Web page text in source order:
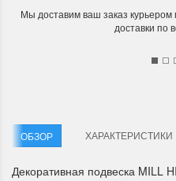
Мы доставим ваш заказ курьером
доставки по
ОБЗОР ХАРАКТЕРИСТИКИ
Декоративная подвеска MILL